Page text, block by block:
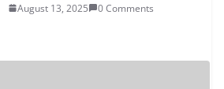
August 13, 2025 0 Comments